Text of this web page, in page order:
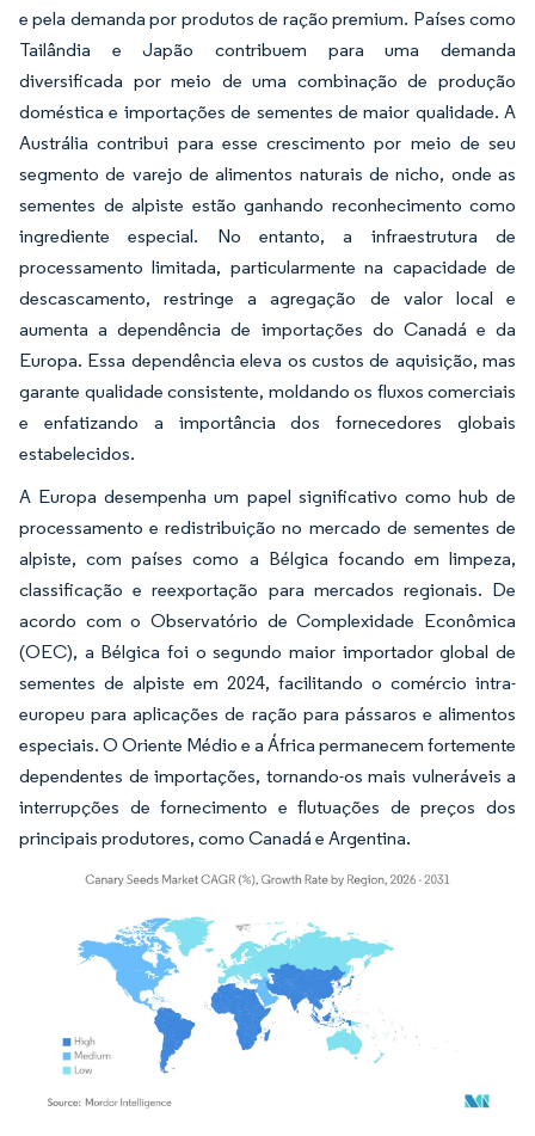
e pela demanda por produtos de ração premium. Países como
Tailândia e Japão contribuem para uma demanda
diversificada por meio de uma combinação de produção
doméstica e importações de sementes de maior qualidade. A
Austrália contribui para esse crescimento por meio de seu
segmento de varejo de alimentos naturais de nicho, onde as
sementes de alpiste estão ganhando reconhecimento como
ingrediente especial. No entanto, a infraestrutura de
processamento limitada, particularmente na capacidade de
descascamento, restringe a agregação de valor local e
aumenta a dependência de importações do Canadá e da
Europa. Essa dependência eleva os custos de aquisição, mas
garante qualidade consistente, moldando os fluxos comerciais
e enfatizando a importância dos fornecedores globais
estabelecidos.
A Europa desempenha um papel significativo como hub de
processamento e redistribuição no mercado de sementes de
alpiste, com países como a Bélgica focando em limpeza,
classificação e reexportação para mercados regionais. De
acordo com o Observatório de Complexidade Econômica
(OEC), a Bélgica foi o segundo maior importador global de
sementes de alpiste em 2024, facilitando o comércio intra-
europeu para aplicações de ração para pássaros e alimentos
especiais. O Oriente Médio e a África permanecem fortemente
dependentes de importações, tornando-os mais vulneráveis a
interrupções de fornecimento e flutuações de preços dos
principais produtores, como Canadá e Argentina.